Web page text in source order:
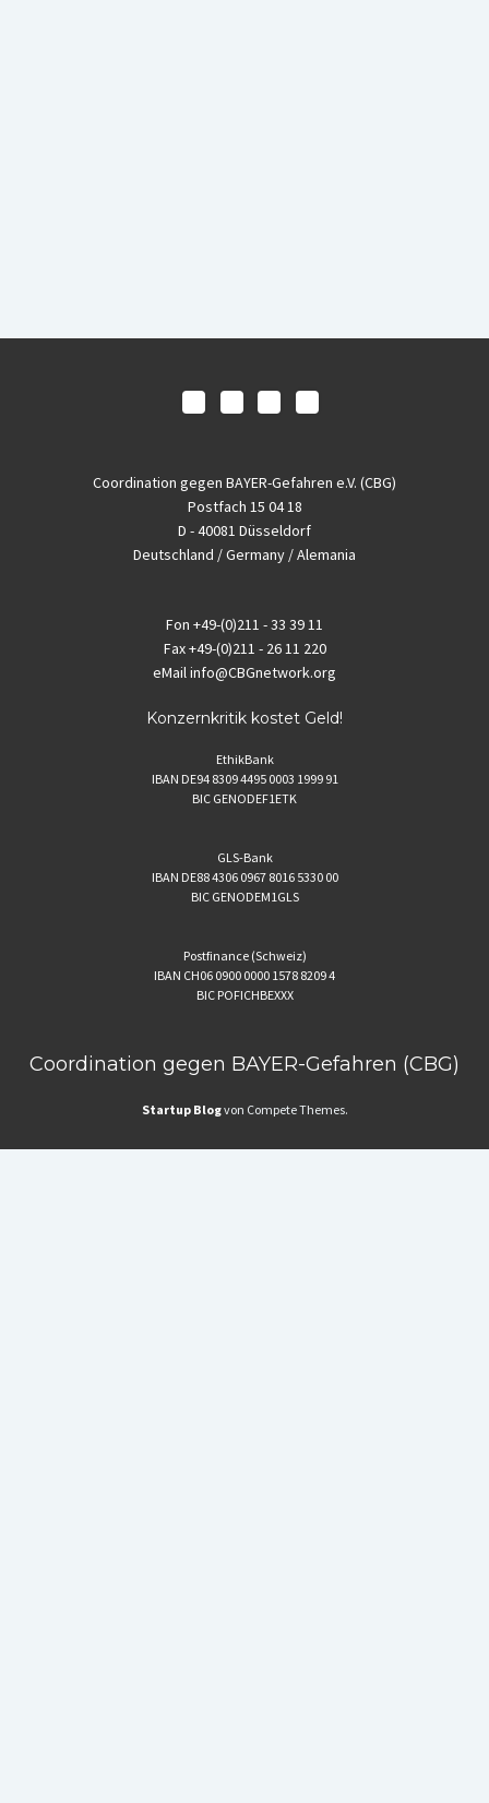
Coordination gegen BAYER-Gefahren e.V. (CBG)
Postfach 15 04 18
D - 40081 Düsseldorf
Deutschland / Germany / Alemania
Fon +49-(0)211 - 33 39 11
Fax+49-(0)211 - 26 11 220
eMailinfo@CBGnetwork.org
Konzernkritik kostet Geld!
EthikBank
IBAN DE94 8309 4495 0003 1999 91
BIC GENODEF1ETK
GLS-Bank
IBAN DE88 4306 0967 8016 5330 00
BIC GENODEM1GLS
Postfinance (Schweiz)
IBAN CH06 0900 0000 1578 8209 4
BIC POFICHBEXXX
Coordination gegen BAYER-Gefahren (CBG)
Startup Blogvon Compete Themes.